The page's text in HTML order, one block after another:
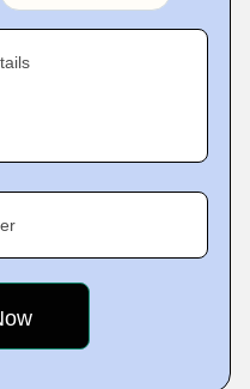
visited different countries
Private